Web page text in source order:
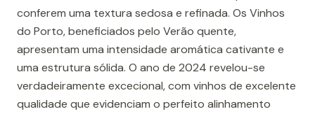
conferem uma textura sedosa e refinada. Os Vinhos
do Porto, beneficiados pelo Verão quente,
apresentam uma intensidade aromática cativante e
uma estrutura sólida. O ano de 2024 revelou-se
verdadeiramente excecional, com vinhos de excelente
qualidade que evidenciam o perfeito alinhamento